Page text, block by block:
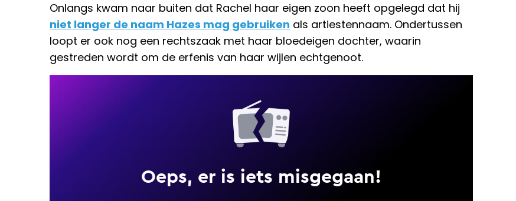
Onlangs kwam naar buiten dat Rachel haar eigen zoon heeft opgelegd dat hij
niet langer de naam Hazes mag gebruiken als artiestennaam. Ondertussen
loopt er ook nog een rechtszaak met haar bloedeigen dochter, waarin
gestreden wordt om de erfenis van haar wijlen echtgenoot.